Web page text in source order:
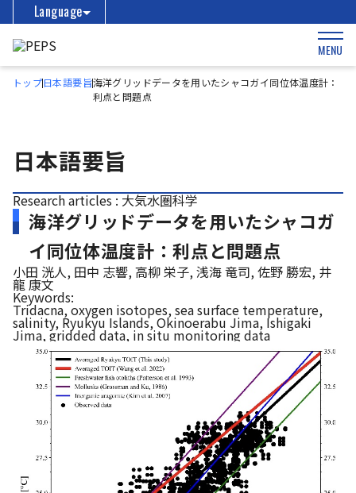
Language
MENU
トップ日本語要旨海洋グリッドデータを用いたシャコガイ同位体温度計：
利点と問題点
日本語要旨
Research articles : 大気水圏科学
海洋グリッドデータを用いたシャコガ
イ同位体温度計：利点と問題点
小田 洸人, 田中 志響, 高柳 栄子, 浅海 竜司, 佐野 勝宏, 井
龍 康文
Keywords:
Tridacna, oxygen isotopes, sea surface temperature,
salinity, Ryukyu Islands, Okinoerabu Jima, Ishigaki
Jima, gridded data, in situ monitoring data